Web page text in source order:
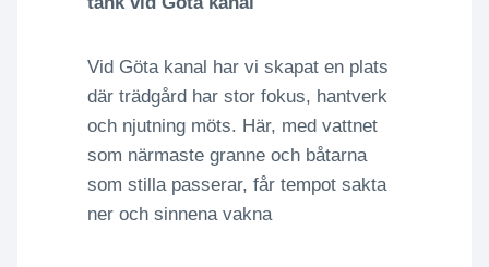
Vid Göta kanal har vi skapat en plats
där trädgård har stor fokus, hantverk
och njutning möts. Här, med vattnet
som närmaste granne och båtarna
som stilla passerar, får tempot sakta
ner och sinnena vakna